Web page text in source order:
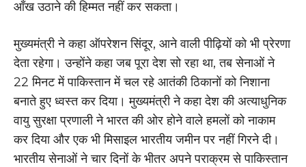
आँख उठाने की हिम्मत नहीं कर सकता।
मुख्यमंत्री ने कहा ऑपरेशन सिंदूर, आने वाली पीढ़ियों को भी प्रेरणा
देता रहेगा। उन्होंने कहा जब पूरा देश सो रहा था, तब सेनाओं ने
22 मिनट में पाकिस्तान में चल रहे आतंकी ठिकानों को निशाना
बनाते हुए ध्वस्त कर दिया। मुख्यमंत्री ने कहा देश की अत्याधुनिक
वायु सुरक्षा प्रणाली ने भारत की ओर होने वाले हमलों को नाकाम
कर दिया और एक भी मिसाइल भारतीय जमीन पर नहीं गिरने दी।
भारतीय सेनाओं ने चार दिनों के भीतर अपने पराक्रम से पाकिस्तान